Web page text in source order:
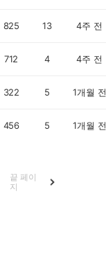
825 13 4주 전
712 4 4주 전
322 5 1개월 전
456 5 1개월 전
끝 페이
지